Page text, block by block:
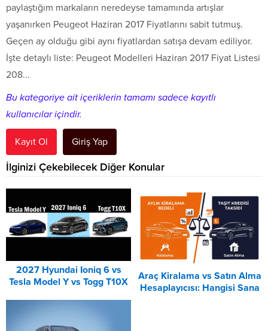
paylaştığım markaların neredeyse tamamında artışlar
yaşanırken Peugeot Haziran 2017 Fiyatlarını sabit tutmuş.
Geçen ay olduğu gibi aynı fiyatlardan satışa devam ediliyor.
İşte detaylı liste: Peugeot Modelleri Haziran 2017 Fiyat Listesi
208...
Bu kategoriye ait içeriklerin tamamı sadece kayıtlı
kullanıcılar içindir.
Kayıt Ol Giriş Yap
İlginizi Çekebilecek Diğer Konular
2027 Hyundai Ioniq 6 vs
Tesla Model Y vs Togg T10X
Araç Kiralama vs Satın Alma
Hesaplayıcısı: Hangisi Sana